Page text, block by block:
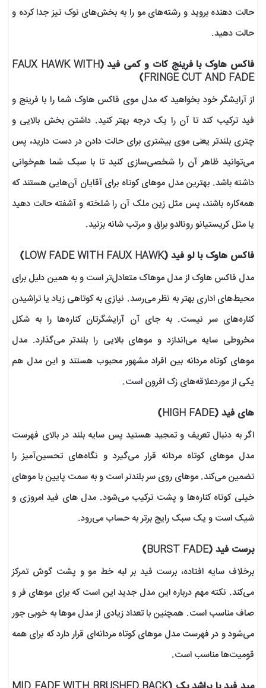
حالت دهنده بروید و رشته‌های مو را به بخش‌های نوک تیز جدا کرده و
حالت دهید.
فاکس هاوک با فرینج کات و کمی فید (FAUX HAWK WITH
FRINGE CUT AND FADE)
از آرایشگر خود بخواهید که مدل موی فاکس هاوک شما را با فرینج و
فید ترکیب کند تا آن را یک درجه بهتر کنید. داشتن بخش بالایی و
چتری بلندتر یعنی موی بیشتری برای حالت دادن در دست دارید، پس
می‌توانید ظاهر آن را شخصی‌سازی کنید تا با سبک شما هم‌خوانی
داشته باشد. بهترین مدل موهای کوتاه برای آقایان آن‌هایی هستند که
همه‌کاره باشند، پس مثل زین ملک آن را شلخته و آشفته حالت دهید
یا مثل کریستیانو رونالدو براق و مرتب شانه بزنید.
فاکس هاوک با لو فید (LOW FADE WITH FAUX HAWK)
مدل فاکس هاوک از مدل موهاک متعادل‌تر است و به همین دلیل برای
محیط‌های اداری بهتر به نظر می‌رسد. نیازی به کوتاهی زیاد یا تراشیدن
کناره‌های سر نیست. به جای آن آرایشگرتان کناره‌ها را به شکل
مخروطی سایه می‌اندازد و موهای بالایی را بلندتر می‌گذارد. مدل
موهای کوتاه مردانه بین افراد مشهور محبوب هستند و این مدل هم
یکی از موردعلاقه‌های زک افرون است.
های فید (HIGH FADE)
اگر به دنبال تعریف و تمجید هستید پس سایه بلند در بالای فهرست
مدل موهای کوتاه مردانه قرار می‌گیرد و نگاه‌های تحسین‌آمیز را
تضمین می‌کند. موهای روی سر بلندتر است و به سمت پایین با موهای
خیلی کوتاه کناره‌ها و پشت ترکیب می‌شود. مدل های فید امروزی و
شیک است و یک سبک رایج برتر به حساب می‌رود.
برست فید (BURST FADE)
برخلاف سایه افتاده، برست فید بر لبه خط مو و پشت گوش تمرکز
می‌کند. نکته مهم درباره این مدل جدید این است که برای موهای فر و
صاف مناسب است. همچنین با تعداد زیادی از مدل موها به خوبی جور
می‌شود و در فهرست مدل موهای کوتاه مردانه‌ای قرار دارد که برای همه
قومیت‌ها مناسب است.